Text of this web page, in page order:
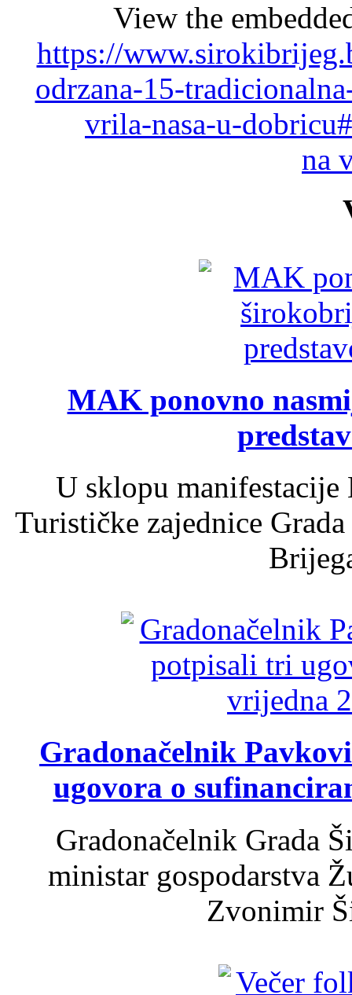
View the
https://
odrzana-15-
vrila-nasa-u-
na
MAK ponovno
U sklopu
Turističke zajednice
Gradonačelnik
ugovora o
Gradonačelnik Grada
ministar gospodarstva
Zvonimir